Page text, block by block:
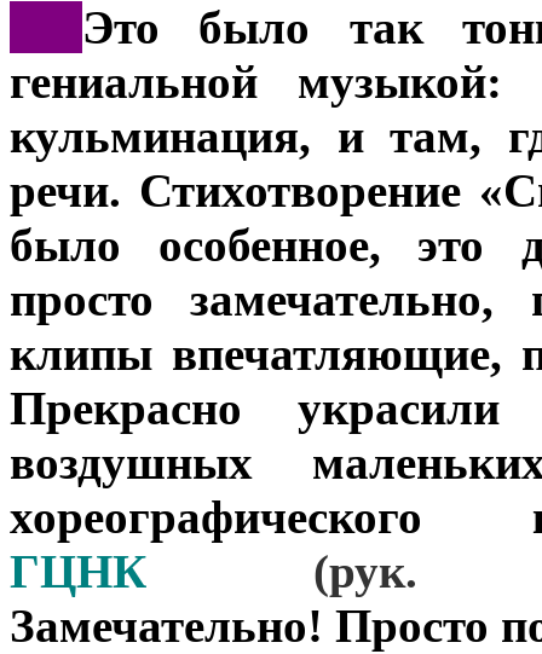
Это было так
гениальной
кульминация, и там,
речи. Стихотворение
было особенное,
просто замечательно,
клипы
Прекрасно
воздушных
ГЦНК
Замечательно! Просто